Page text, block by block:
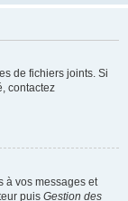
de fichiers joints. Si
contactez
à vos messages et
puis Gestion des